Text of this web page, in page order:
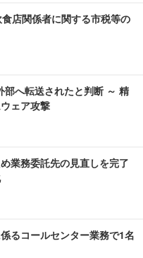
店関係者に関する市税等の
へ転送されたと判断 ～ 精
ェア攻撃
業務委託先の見直しを完了
るコールセンター業務で1名